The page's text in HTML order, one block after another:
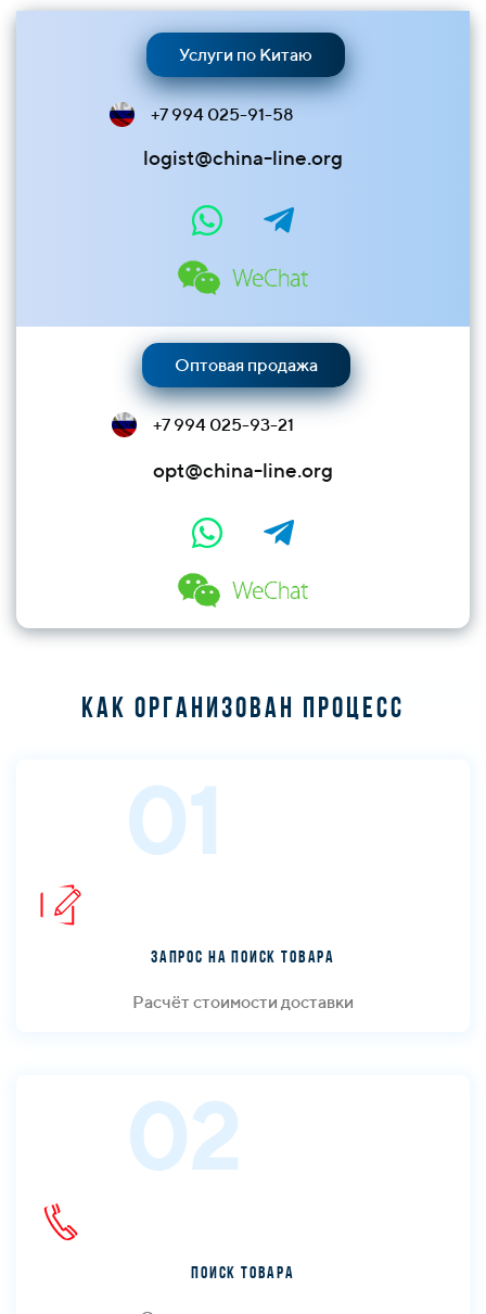
Услуги по Китаю
+7 994 025-91-58
logist@china-line.org
Оптовая продажа
+7 994 025-93-21
opt@china-line.org
Как организован процесс
01
Запрос на поиск товара
Расчёт стоимости доставки
02
Поиск товара